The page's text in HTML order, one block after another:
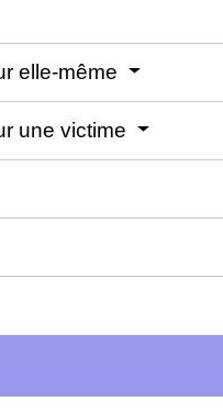
elle-même
une victime